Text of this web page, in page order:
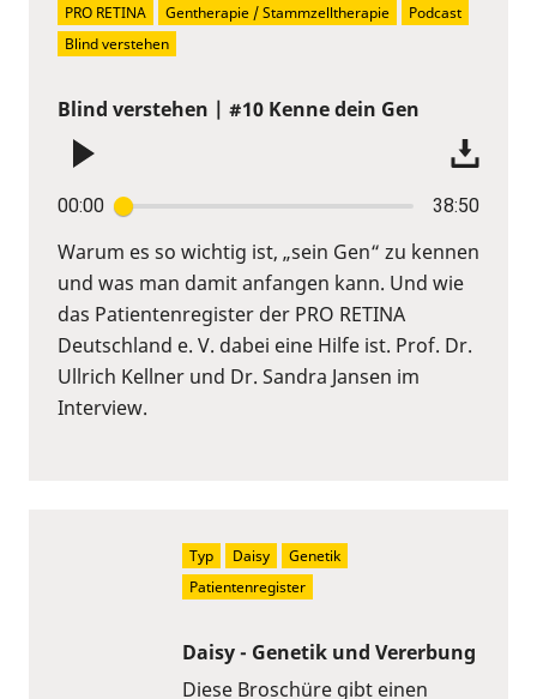
Blind verstehen | #10 Kenne dein Gen
00:00 38:50
Warum es so wichtig ist, „sein Gen“ zu kennen
und was man damit anfangen kann. Und wie
das Patientenregister der PRO RETINA
Deutschland e. V. dabei eine Hilfe ist. Prof. Dr.
Ullrich Kellner und Dr. Sandra Jansen im
Interview.
PRO RETINA Gentherapie / Stammzelltherapie
Podcast
Blind verstehen
Daisy - Genetik und Vererbung
Diese Broschüre gibt einen
Typ Daisy
Genetik
Patientenregister